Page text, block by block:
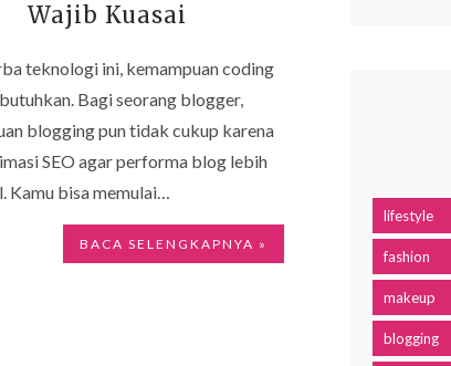
Wajib Kuasai
teknologi ini, kemampuan coding
Bagi seorang blogger,
blogging pun tidak cukup karena
SEO agar performa blog lebih
Kamu bisa memulai…
BACA SELENGKAPNYA »
lifestyle
fashion
makeup
blogging